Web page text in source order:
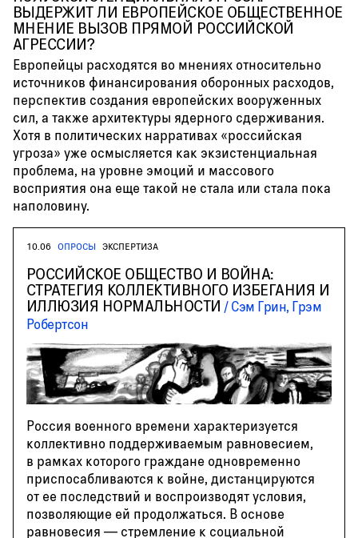
ВЫДЕРЖИТ ЛИ ЕВРОПЕЙСКОЕ ОБЩЕСТВЕННОЕ
МНЕНИЕ ВЫЗОВ ПРЯМОЙ РОССИЙСКОЙ
АГРЕССИИ?
Европейцы расходятся во мнениях относительно
источников финансирования оборонных расходов,
перспектив создания европейских вооруженных
сил, а также архитектуры ядерного сдерживания.
Хотя в политических нарративах «российская
угроза» уже осмысляется как экзистенциальная
проблема, на уровне эмоций и массового
восприятия она еще такой не стала или стала пока
наполовину.
10.06 ОПРОСЫ ЭКСПЕРТИЗА
РОССИЙСКОЕ ОБЩЕСТВО И ВОЙНА:
СТРАТЕГИЯ КОЛЛЕКТИВНОГО ИЗБЕГАНИЯ И
ИЛЛЮЗИЯ НОРМАЛЬНОСТИ
Сэм Грин, Грэм
Робертсон
Россия военного времени характеризуется
коллективно поддерживаемым равновесием,
в рамках которого граждане одновременно
приспосабливаются к войне, дистанцируются
от ее последствий и воспроизводят условия,
позволяющие ей продолжаться. В основе
равновесия — стремление к социальной